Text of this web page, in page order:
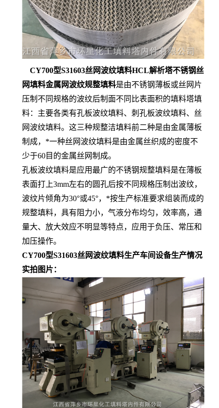
CY700型S31603丝网波纹填料HCL解析塔不锈钢丝
网填料金属网波纹规整填料是由不锈钢薄板或丝网片
压制不同规格的波纹后制面不同比表面积的填料塔填
料：主要各类有孔板波纹填料、刺孔板波纹填料、丝
网波纹填料。这三种规整洁填料前二种是由金属薄板
制成，*一种丝网波纹填料是由金属丝织成的密度不
少于60目的金属丝网制成。
孔板波纹填料是应用最广的不锈钢规整填料是在薄板
表面打上3mm左右的圆孔后按不同规格压制出波纹，
波纹片倾角为30°或45°，*按生产标准要求组装而成的
规整填料，具有阻力小，气液分布均匀，效率高，通
量大、放大效应不明显等特点，应用于负压、常压和
加压操作。
CY700型S31603丝网波纹填料生产车间设备生产情况
实拍图片：